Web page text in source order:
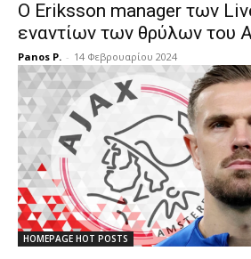
Ο Eriksson manager των
εναντίων των θρύλων του
Panos P. - 14 Φεβρουαρίου 2024
HOMEPAGE HOT POSTS